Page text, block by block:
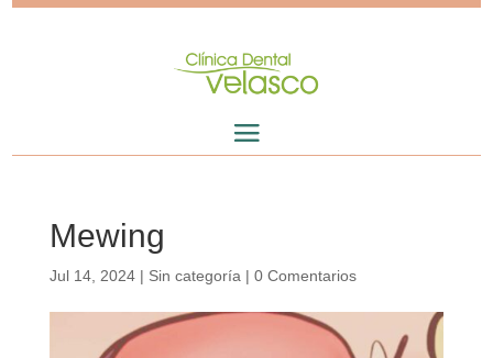
Mewing
Jul 14, 2024| Sin categoría| 0 Comentarios